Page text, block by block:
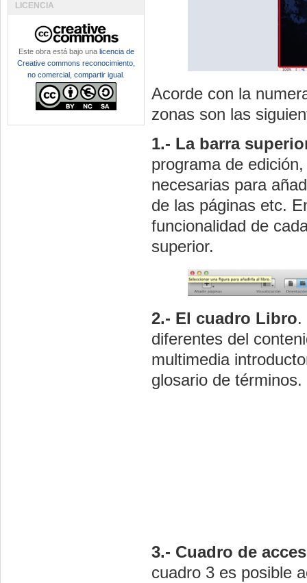
Acorde con la
zonas son las
1.- La barra
programa de
necesarias para
de las páginas etc.
funcionalidad de
superior.
2.- El cuadro Libro.
diferentes del
multimedia
glosario de términos.
3.- Cuadro de
cuadro 3 es posible
LICENCIA
Este obra está bajo una licencia de
Creative commons reconocimiento,
no comercial, compartir igual